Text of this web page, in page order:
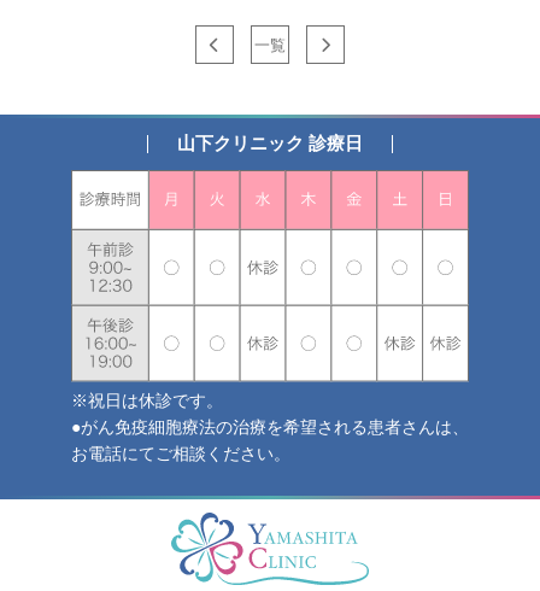
一覧
山下クリニック 診療日
※祝日は休診です。
●がん免疫細胞療法の治療を希望される患者さんは、
お電話にてご相談ください。